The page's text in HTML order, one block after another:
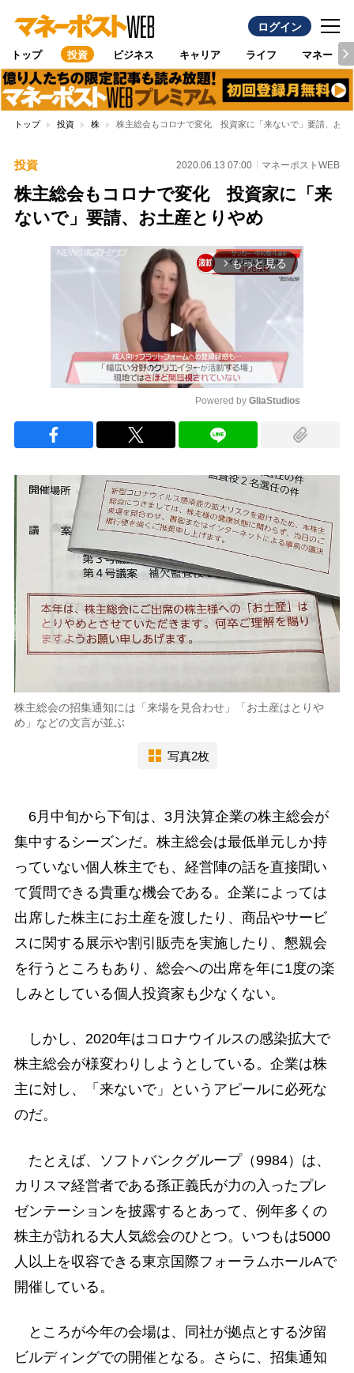
ログイン
トップ 投資 ビジネス キャリア ライフ マネー
トップ 投資 株 株主総会もコロナで変化 投資家に「来ないで」要請、お土
投資 2020.06.13 07:00 マネーポストWEB
株主総会もコロナで変化 投資家に「来
ないで」要請、お土産とりやめ
arrow_forward_ios もっと見る
Powered by GliaStudios
株主総会の招集通知には「来場を見合わせ」「お土産はとりや
め」などの文言が並ぶ
写真2枚
6月中旬から下旬は、3月決算企業の株主総会が
集中するシーズンだ。株主総会は最低単元しか持
っていない個人株主でも、経営陣の話を直接聞い
て質問できる貴重な機会である。企業によっては
出席した株主にお土産を渡したり、商品やサービ
スに関する展示や割引販売を実施したり、懇親会
を行うところもあり、総会への出席を年に1度の楽
しみとしている個人投資家も少なくない。
しかし、2020年はコロナウイルスの感染拡大で
株主総会が様変わりしようとしている。企業は株
主に対し、「来ないで」というアピールに必死な
のだ。
たとえば、ソフトバンクグループ（9984）は、
カリスマ経営者である孫正義氏が力の入ったプレ
ゼンテーションを披露するとあって、例年多くの
株主が訪れる大人気総会のひとつ。いつもは5000
人以上を収容できる東京国際フォーラムホールAで
開催している。
ところが今年の会場は、同社が拠点とする汐留
ビルディングでの開催となる。さらに、招集通知